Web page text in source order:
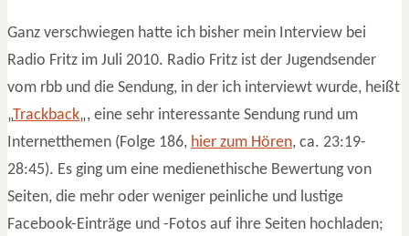
Ganz verschwiegen hatte ich bisher mein Interview bei
Radio Fritz im Juli 2010. Radio Fritz ist der Jugendsender
vom rbb und die Sendung, in der ich interviewt wurde, heißt
„Trackback„, eine sehr interessante Sendung rund um
Internetthemen (Folge 186, hier zum Hören, ca. 23:19-
28:45). Es ging um eine medienethische Bewertung von
Seiten, die mehr oder weniger peinliche und lustige
Facebook-Einträge und -Fotos auf ihre Seiten hochladen;